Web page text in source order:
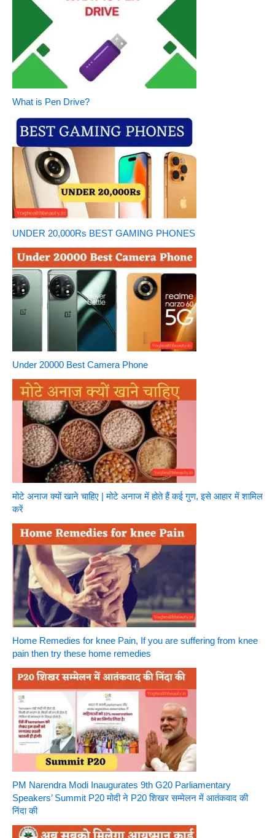
What is Pen Drive?
UNDER 20,000Rs BEST GAMING PHONES
Under 20000 Best Camera Phone
मोटे अनाज क्यों खाने चाहिए | मोटे अनाज में होते हैं कई गुण, इसे आहार में शामिल
करें
Home Remedies for knee Pain, If you are suffering from knee
pain then try these home remedies
PM Narendra Modi Inaugurates 9th G20 Parliamentary
Speakers’ Summit P20 मोदी ने P20 शिखर सम्मेलन में आतंकवाद की
निंदा की